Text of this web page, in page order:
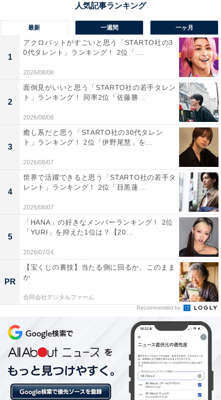
1位にランクインしたのは、反町隆史さんが主演を務め
たドラマシリーズ『GTO』（フジテレビ系）です。
反町さん演じる破天荒教師・鬼塚英吉が、学校問題や生
徒たちと全力でぶつかり合う青春学園ドラマ。全話平均
視聴率28.5％という高視聴率を叩き出した人気作品で
す。
2024年4月1日には約26年の時を経て『GTOリバイバ
ル』（カンテレ・フジテレビ系）が放送。妻である松嶋
菜々子さんも登場し、待望の夫婦共演がSNSを中心に大
きな反響を集めました。
回答コメントでは「熱い先生が生徒の心をつかんでいく
のが、感動したからです」（30代女性／和歌山県）、
「鬼塚先生の破天荒ぶりさが面白かったから」（40代男
性／愛知県）、「学園ドラマの中でこんなに生徒を大事
に考えてくれる先生がいてくれたらなとずっと観てまし
た」（30代男性／奈良県）などの声が集まりました。
※回答コメントは原文ママです
この記事の筆者：くま なかこ プロフィール
編集プロダクション出身のフリーランスエディター。編
集・執筆・校閲・SNS運用担当として月間120本以上の
コンテンツ制作に携わっています。得意なジャンルはラ
イフスタイル・金融・育児・エンタメ関連。
最新 一週間 一ヶ月
1
アクロバットがすごいと思う「STARTO社の3
0代タレント」ランキング！ 2位「...
2026/08/08
2
面倒見がいいと思う「STARTO社の若手タレン
ト」ランキング！ 同率2位「佐藤勝...
2026/08/08
3
癒し系だと思う「STARTO社の30代タレン
ト」ランキング！ 2位「伊野尾慧」を...
2026/08/07
4
世界で活躍できると思う「STARTO社の若手タ
レント」ランキング！ 2位「目黒蓮...
2026/08/07
5
「HANA」の好きなメンバーランキング！ 2位
「YURI」を抑えた1位は？【20...
2026/07/24
PR
【宝くじの裏技】当たる側に回るか、このまま
か
合同会社デジタルファーム
Recommended by